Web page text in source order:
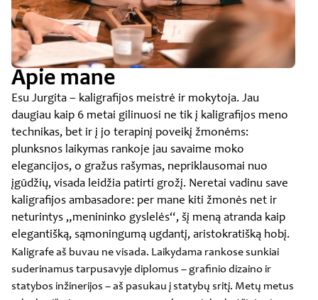
Apie mane
Esu Jurgita – kaligrafijos meistrė ir mokytoja. Jau
daugiau kaip 6 metai gilinuosi ne tik į kaligrafijos meno
technikas, bet ir į jo terapinį poveikį žmonėms:
plunksnos laikymas rankoje jau savaime moko
elegancijos, o gražus rašymas, nepriklausomai nuo
įgūdžių, visada leidžia patirti grožį. Neretai vadinu save
kaligrafijos ambasadore: per mane kiti žmonės net ir
neturintys „menininko gyslelės“, šį meną atranda kaip
elegantišką, sąmoningumą ugdantį, aristokratišką hobį.
Kaligrafe aš buvau ne visada. Laikydama rankose sunkiai
suderinamus tarpusavyje diplomus – grafinio dizaino ir
statybos inžinerijos – aš pasukau į statybų sritį. Metų metus